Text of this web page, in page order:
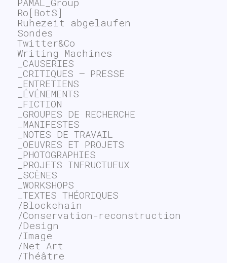
Ro[BotS]
Ruhezeit abgelaufen
Sondes
Twitter&Co
Writing Machines
_CAUSERIES
_CRITIQUES – PRESSE
_ENTRETIENS
_ÉVÉNEMENTS
_FICTION
_GROUPES DE RECHERCHE
_MANIFESTES
_NOTES DE TRAVAIL
_OEUVRES ET PROJETS
_PHOTOGRAPHIES
_PROJETS INFRUCTUEUX
_SCÈNES
_WORKSHOPS
_TEXTES THÉORIQUES
/Blockchain
/Conservation-reconstruction
/Design
/Image
/Net Art
/Théâtre